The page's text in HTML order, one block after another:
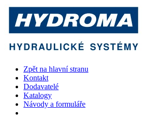
Zpět na hlavní stranu
Kontakt
Dodavatelé
Katalogy
Návody a formuláře